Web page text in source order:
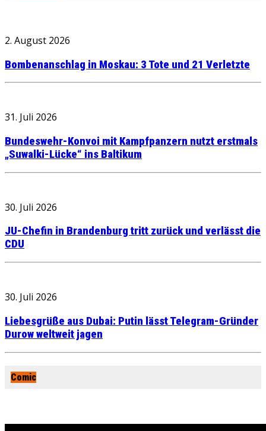
2. August 2026
Bombenanschlag in Moskau: 3 Tote und 21 Verletzte
31. Juli 2026
Bundeswehr-Konvoi mit Kampfpanzern nutzt erstmals
„Suwalki-Lücke“ ins Baltikum
30. Juli 2026
JU-Chefin in Brandenburg tritt zurück und verlässt die
CDU
30. Juli 2026
Liebesgrüße aus Dubai: Putin lässt Telegram-Gründer
Durow weltweit jagen
Comic